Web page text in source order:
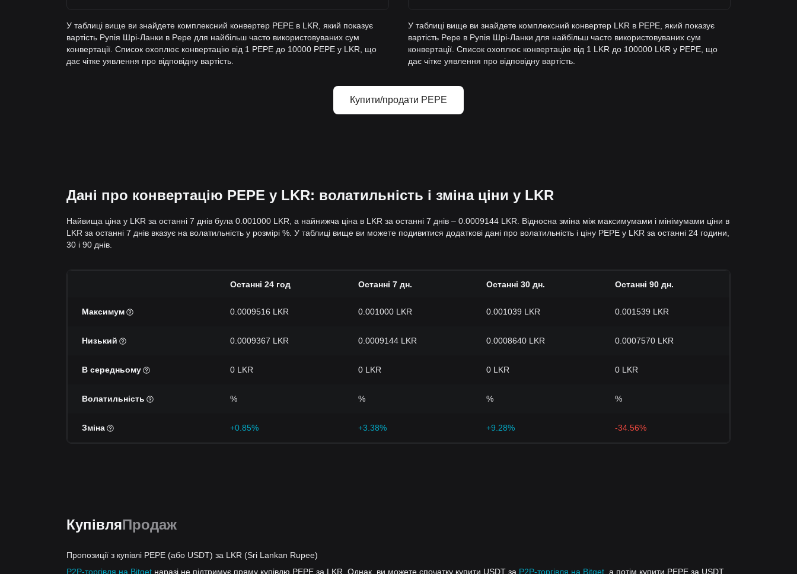
У таблиці вище ви знайдете комплексний конвертер PEPE в LKR, який показує
вартість Рупія Шрі-Ланки в Pepe для найбільш часто використовуваних сум
конвертації. Список охоплює конвертацію від 1 PEPE до 10000 PEPE у LKR, що
дає чітке уявлення про відповідну вартість.
У таблиці вище ви знайдете комплексний конвертер LKR в PEPE, який показує
вартість Pepe в Рупія Шрі-Ланки для найбільш часто використовуваних сум
конвертації. Список охоплює конвертацію від 1 LKR до 100000 LKR у PEPE, що
дає чітке уявлення про відповідну вартість.
Купити/продати PEPE
Дані про конвертацію PEPE у LKR: волатильність і зміна ціни у LKR
Найвища ціна у LKR за останні 7 днів була 0.001000 LKR, а найнижча ціна в LKR за останні 7 днів – 0.0009144 LKR. Відносна зміна між максимумами і мінімумами ціни в
LKR за останні 7 днів вказує на волатильність у розмірі %. У таблиці вище ви можете подивитися додаткові дані про волатильність і ціну PEPE у LKR за останні 24 години,
30 і 90 днів.
Останні 24 год Останні 7 дн. Останні 30 дн. Останні 90 дн.
Максимум 0.0009516 LKR 0.001000 LKR 0.001039 LKR 0.001539 LKR
Низький 0.0009367 LKR 0.0009144 LKR 0.0008640 LKR 0.0007570 LKR
В середньому 0 LKR 0 LKR 0 LKR 0 LKR
Волатильність % % % %
Зміна +0.85% +3.38% +9.28% -34.56%
КупівляПродаж
Пропозиції з купівлі PEPE (або USDT) за LKR (Sri Lankan Rupee)
P2P-торгівля на Bitget наразі не підтримує пряму купівлю PEPE за LKR. Однак, ви можете спочатку купити USDT за P2P-торгівля на Bitget , а потім купити PEPE за USDT